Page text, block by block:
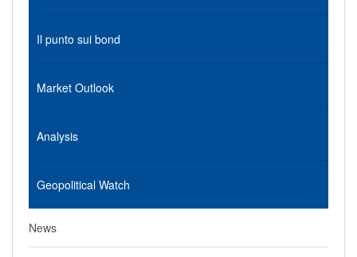
Il punto sui bond
Market Outlook
Analysis
Geopolitical Watch
News